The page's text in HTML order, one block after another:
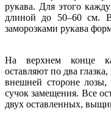
рукава. Для этого
длиной до 50–60 см.
заморозками рукава
На верхнем конце
оставляют по два
внешней стороне лозы,
сучок замещения. Все
двух оставленных,